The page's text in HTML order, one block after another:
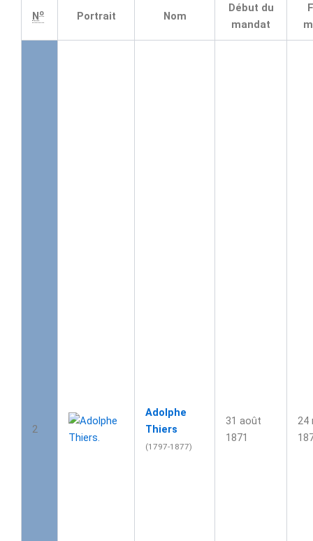
No Portrait Nom
Début du
mandat
2
Adolphe
Thiers
(1797-1877)
31 août
1871
24